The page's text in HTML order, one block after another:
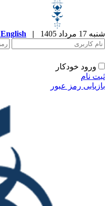
|
English
Archive
عبور